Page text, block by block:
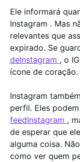
Ele informará
Instagram . Mas
relevantes que
expirado. Se
deInstagram , o
ícone de coração.
Instagram
perfil. Eles
feedInstagram ,
de esperar que
alguma coisa.
como ver quem